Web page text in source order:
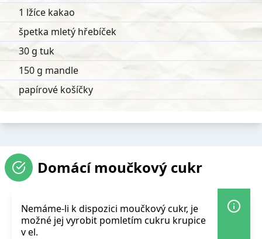
1 lžíce kakao
špetka mletý hřebíček
30 g tuk
150 g mandle
papírové košíčky
Domácí moučkový cukr
Nemáme-li k dispozici moučkový cukr, je
možné jej vyrobit pomletím cukru krupice
v el.